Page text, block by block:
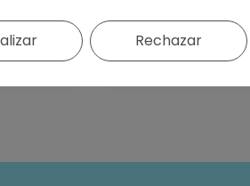
SUSCRÍBETE
Rechazar